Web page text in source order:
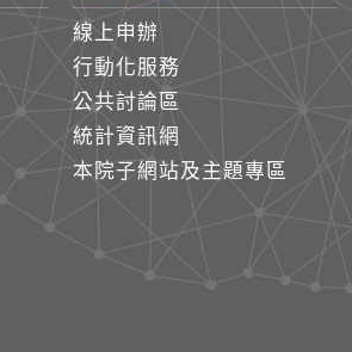
線上申辦
行動化服務
公共討論區
統計資訊網
本院子網站及主題專區